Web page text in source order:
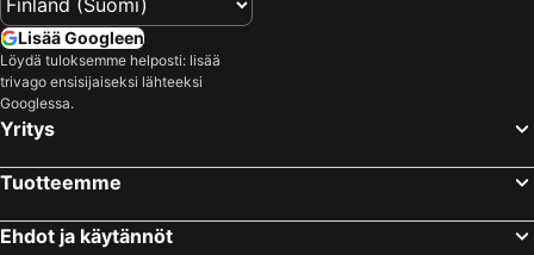
Lisää Googleen
Löydä tuloksemme helposti: lisää
trivago ensisijaiseksi lähteeksi
Googlessa.
Yritys
Tuotteemme
Ehdot ja käytännöt